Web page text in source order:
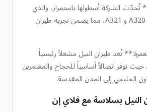
الشركة أسطولها باستمرار، والذي
يضم طائرات إيرباص A320 و A321، مما يضمن تجربة طيران
تُعد طيران النيل مشغلاً رئيسياً
حيث توفر اتصالاً أساسياً للحجاج والمعتمرين
الخليجي إلى المدن المقدسة.
بسلاسة مع فلاي إن